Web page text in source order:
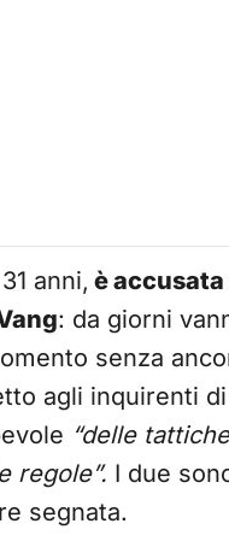
anni, è
: da giorni
senza
agli inquirenti
“delle
regole”. I due
segnata.